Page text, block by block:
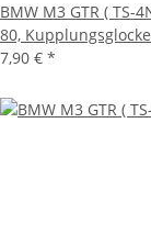
BMW M3 GTR ( TS-
80,
7,90 € *